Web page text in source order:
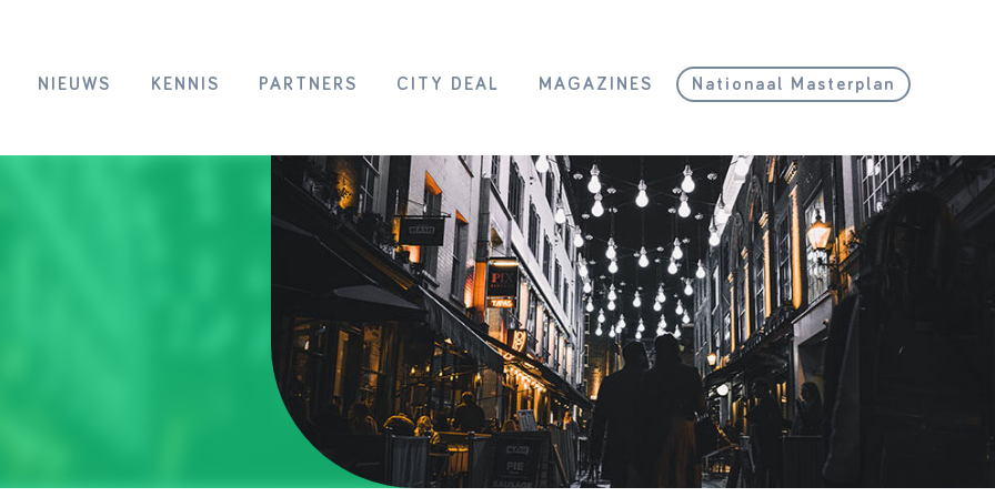
NIEUWS KENNIS PARTNERS CITY DEAL MAGAZINES Nationaal Masterplan